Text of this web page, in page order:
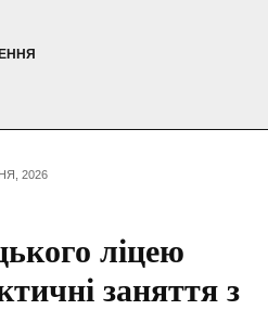
2026
ліцею
заняття з